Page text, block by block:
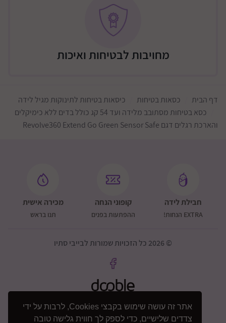
אתר זה עושה שימוש בקבצי Cookies, לרבות על ידי
צדדים שלישיים, כדי לספק לך חווית גלישה טובה
בעל תקן אמריקאי FMVSS213
מחויבות לבטיחות ואיכות
דף הבית כסאות בטיחות
כיסאות בטיחות לתינוקות מגיל לידה
כסא בטיחות מסתובב מלידה ועד 54 קג כולל בדים ללא כימיקלים
והארכת רגלים דגם Revolve360 Extend Go Green Sensor Safe
חבילת לידה
EXTRA הנחות!
קופוני הנחה
ההפתעות בפנים
מכירה אישית
תנו בראש
© 2026 כל הזכויות שמורות לבייבי סתיו